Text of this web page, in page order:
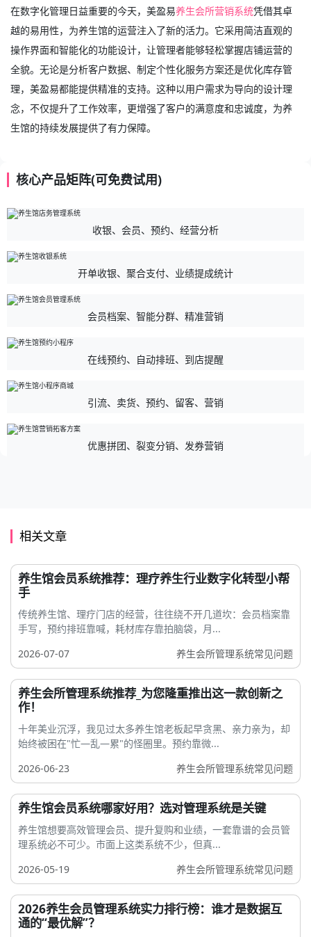
在数字化管理日益重要的今天，美盈易养生会所营销系统凭借其卓
越的易用性，为养生馆的运营注入了新的活力。它采用简洁直观的
操作界面和智能化的功能设计，让管理者能够轻松掌握店铺运营的
全貌。无论是分析客户数据、制定个性化服务方案还是优化库存管
理，美盈易都能提供精准的支持。这种以用户需求为导向的设计理
念，不仅提升了工作效率，更增强了客户的满意度和忠诚度，为养
生馆的持续发展提供了有力保障。
核心产品矩阵(可免费试用)
收银、会员、预约、经营分析
开单收银、聚合支付、业绩提成统计
会员档案、智能分群、精准营销
在线预约、自动排班、到店提醒
引流、卖货、预约、留客、营销
优惠拼团、裂变分销、发券营销
相关文章
养生馆会员系统推荐：理疗养生行业数字化转型小帮
手
传统养生馆、理疗门店的经营，往往绕不开几道坎：会员档案靠
手写，预约排班靠喊，耗材库存靠拍脑袋，月...
2026-07-07
养生会所管理系统常见问题
养生会所管理系统推荐_为您隆重推出这一款创新之
作！
十年美业沉浮，我见过太多养生馆老板起早贪黑、亲力亲为，却
始终被困在"忙—乱—累"的怪圈里。预约靠微...
2026-06-23
养生会所管理系统常见问题
养生馆会员系统哪家好用？选对管理系统是关键
养生馆想要高效管理会员、提升复购和业绩，一套靠谱的会员管
理系统必不可少。市面上这类系统不少，但真...
2026-05-19
养生会所管理系统常见问题
2026养生会员管理系统实力排行榜：谁才是数据互
通的“最优解”？